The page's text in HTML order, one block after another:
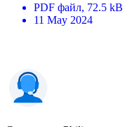
PDF файл, 72.5 kB
11 May 2024